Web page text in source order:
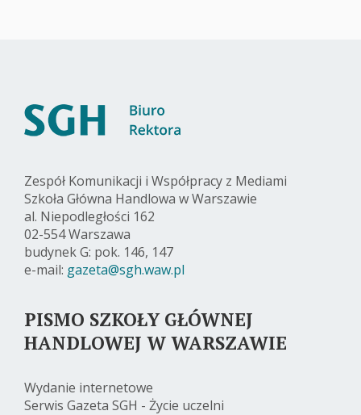
Zespół Komunikacji i Współpracy z Mediami
Szkoła Główna Handlowa w Warszawie
al. Niepodległości 162
02-554 Warszawa
budynek G: pok. 146, 147
e-mail: gazeta@sgh.waw.pl
PISMO SZKOŁY GŁÓWNEJ
HANDLOWEJ W WARSZAWIE
Wydanie internetowe
Serwis Gazeta SGH - Życie uczelni